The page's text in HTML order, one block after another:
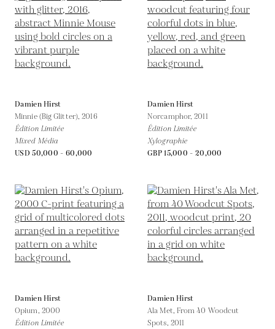
Damien Hirst
Minnie (Big Glitter),2016
Édition Limitée
Mixed Média
USD 50,000 - 60,000
Damien Hirst
Norcamphor,2011
Édition Limitée
Xylographie
GBP 15,000 - 20,000
Damien Hirst
Opium, 2000
Édition Limitée
Damien Hirst
Ala Met, From 40 Woodcut
Spots, 2011